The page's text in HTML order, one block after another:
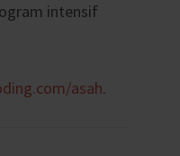
intensif
asah.